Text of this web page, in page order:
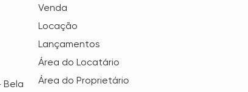
Bela
Venda
Locação
Lançamentos
Área do Locatário
Área do Proprietário